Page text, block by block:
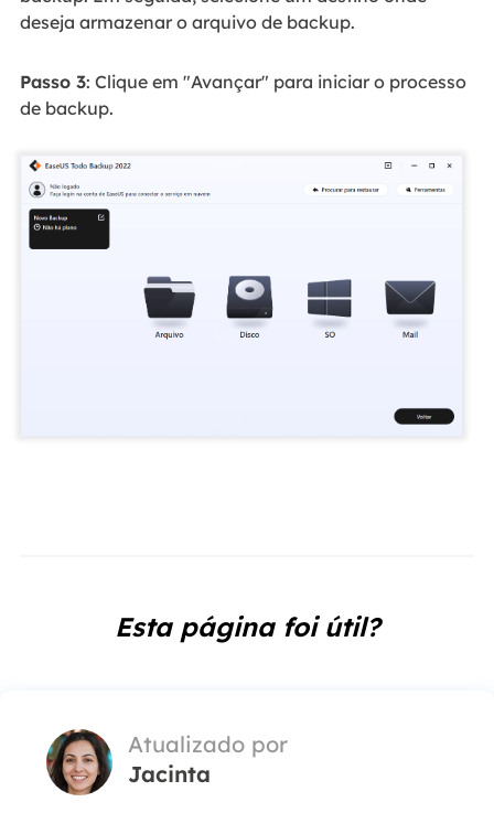
deseja armazenar o arquivo de backup.
Passo 3: Clique em "Avançar" para iniciar o processo
de backup.
Esta página foi útil?
Atualizado por
Jacinta